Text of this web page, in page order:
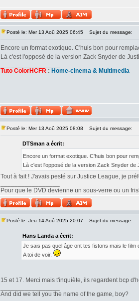
Posté le: Mer 13 Aoû 2025 06:45 Sujet du message:
Encore un format exotique. C'huis bon pour
Là c'est l'opposé de la version Zack Snyder de
Tuto ColorHCFR : Home-cinema & Multimedia
Posté le: Mer 13 Aoû 2025 08:08 Sujet du message:
DTSman a écrit:
Encore un format exotique. C'huis bon pour
Là c'est l'opposé de la version Zack Snyder de
Tout à fait ! J'avais pesté sur Justice League, je
Pour que le DVD devienne un sous-verre ou un
Posté le: Jeu 14 Aoû 2025 20:07 Sujet du message:
Hans Landa a écrit:
Je sais pas quel âge ont tes fistons mais le
A toi de voir.
15 et 17. Merci mais t'inquiète, ils regardent bcp
And did we tell you the name of the game, boy?